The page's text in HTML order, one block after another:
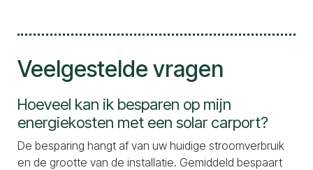
Veelgestelde vragen
Hoeveel kan ik besparen op mijn
energiekosten met een solar carport?
De besparing hangt af van uw huidige stroomverbruik
en de grootte van de installatie. Gemiddeld bespaart